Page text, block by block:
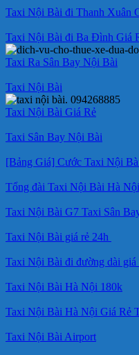
Taxi Nội Bài đi Thanh Xuân
Taxi Nội Bài đi Ba Đình Giá
Taxi Ra Sân Bay Nội Bài
Taxi Nội Bài
Taxi Nội Bài Giá Rẻ
Taxi Sân Bay Nội Bài
[Bảng Giá] Cước Taxi Nội
Tổng đài Taxi Nội Bài Hà Nội
Taxi Nội Bài G7 Taxi Sân
Taxi Nội Bài giá rẻ 24h
Taxi Nội Bài đi đường dài giá
Taxi Nội Bài Hà Nội 180k
Taxi Nội Bài Hà Nội Giá Rẻ
Taxi Nội Bài Airport